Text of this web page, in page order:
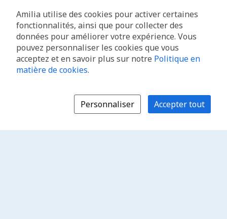
Amilia utilise des cookies pour activer certaines
fonctionnalités, ainsi que pour collecter des
données pour améliorer votre expérience. Vous
pouvez personnaliser les cookies que vous
acceptez et en savoir plus sur notre Politique en
matière de cookies.
Personnaliser Accepter tout